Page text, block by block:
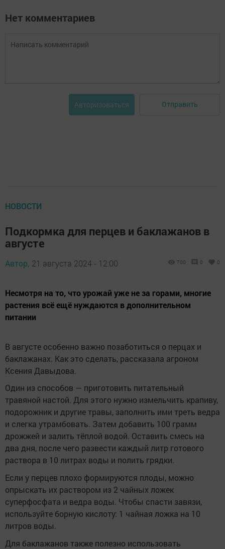
Нет комментариев
Авторизоваться Отправить
НОВОСТИ
Подкормка для перцев и баклажанов в
августе
Автор, 21 августа 2024 - 12:00 700 0 0
Несмотря на то, что урожай уже не за горами, многие
растения всё ещё нуждаются в дополнительном
питании
В августе особенно важно позаботиться о перцах и
баклажанах. Как это сделать, рассказала агроном
Ксения Давыдова.
Один из способов — приготовить питательный
травяной настой. Для этого нужно измельчить крапиву,
подорожник и другие травы, заполнить ими треть ведра
и слегка утрамбовать. Затем добавить 100 грамм
дрожжей и залить тёплой водой. Оставить смесь на
два дня, после чего развести каждый литр готового
раствора в 10 литрах воды и полить грядки.
Если у перцев плохо формируются плоды, можно
опрыскать их раствором из 2 чайных ложек
суперфосфата и ведра воды. Чтобы спасти завязи,
используйте борную кислоту: 1 чайная ложка на 10
литров воды.
Для баклажанов также полезно использовать